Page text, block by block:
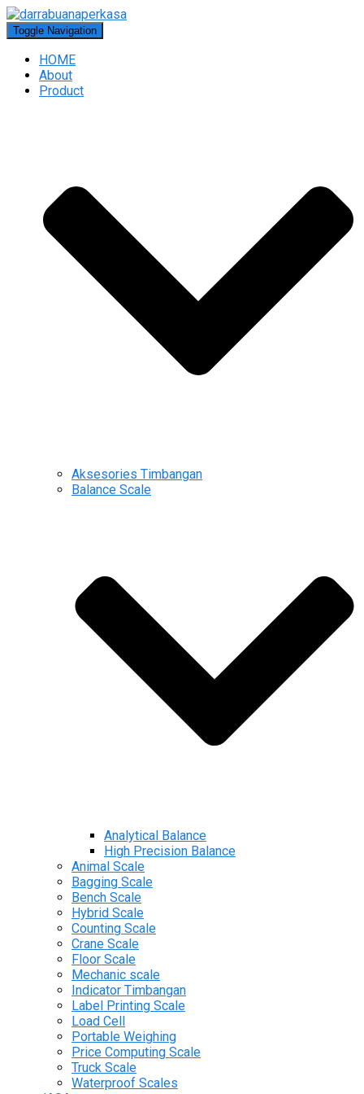
Toggle Navigation
HOME
About
Product
Aksesories Timbangan
Balance Scale
Analytical Balance
High Precision Balance
Animal Scale
Bagging Scale
Bench Scale
Hybrid Scale
Counting Scale
Crane Scale
Floor Scale
Mechanic scale
Indicator Timbangan
Label Printing Scale
Load Cell
Portable Weighing
Price Computing Scale
Truck Scale
Waterproof Scales